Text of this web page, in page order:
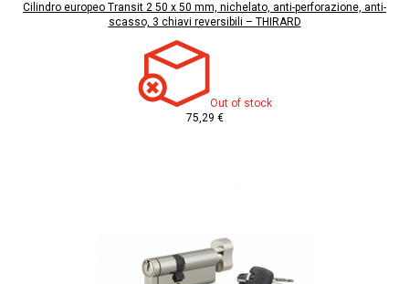
Cilindro europeo Transit 2 50 x 50 mm, nichelato, anti-perforazione, anti-
scasso, 3 chiavi reversibili – THIRARD
Out of stock
75,29 €